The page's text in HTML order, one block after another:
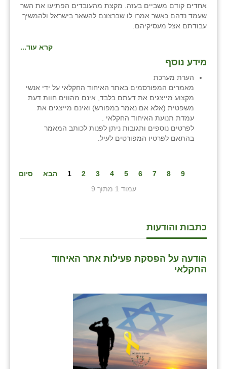
אחדים קודם משביים בעזה. מקצת מהעובדים הפתיעו את השר
שעמד נדהם כאשר אמרו לו שברצונם להשאר בישראל ולהמשיך
עבודתם אצל מעסיקיהם.
קרא עוד...
מידע נוסף
הערת מערכת
מאמרים המפורסמים באתר האיחוד החקלאי על ידי אנשי
מקצוע מייצגים את דעתם בלבד, אינם מהווים חוות דעת
משפטית (אלא אם נאמר במפורש) ואינם מייצגים את
עמדת תנועת האיחוד החקלאי .
לפרטים נוספים ותגובות ניתן לפנות לכותב המאמר
בהתאם לפרטיו המפורטים לעיל.
1 2 3 4 5 6 7 8 9 הבא
סיום
עמוד 1 מתוך 9
כתבות והודעות
הודעה על הפסקת פעילות אתר האיחוד
החקלאי